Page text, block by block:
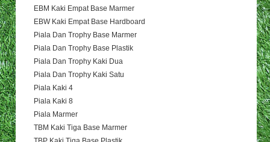
EBM Kaki Empat Base Marmer
EBW Kaki Empat Base Hardboard
Piala Dan Trophy Base Marmer
Piala Dan Trophy Base Plastik
Piala Dan Trophy Kaki Dua
Piala Dan Trophy Kaki Satu
Piala Kaki 4
Piala Kaki 8
Piala Marmer
TBM Kaki Tiga Base Marmer